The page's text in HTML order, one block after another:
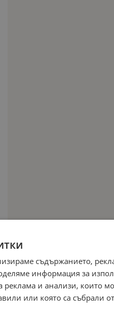
съдържанието,
информация за
реклама и анализи, които
или която са събрали